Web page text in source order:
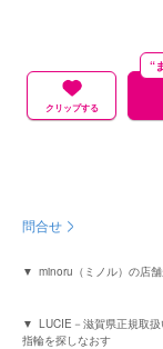
クリップする
“
問合せ
minoru（ミノル）の店
LUCIE－滋賀県正規取
指輪を探しなおす